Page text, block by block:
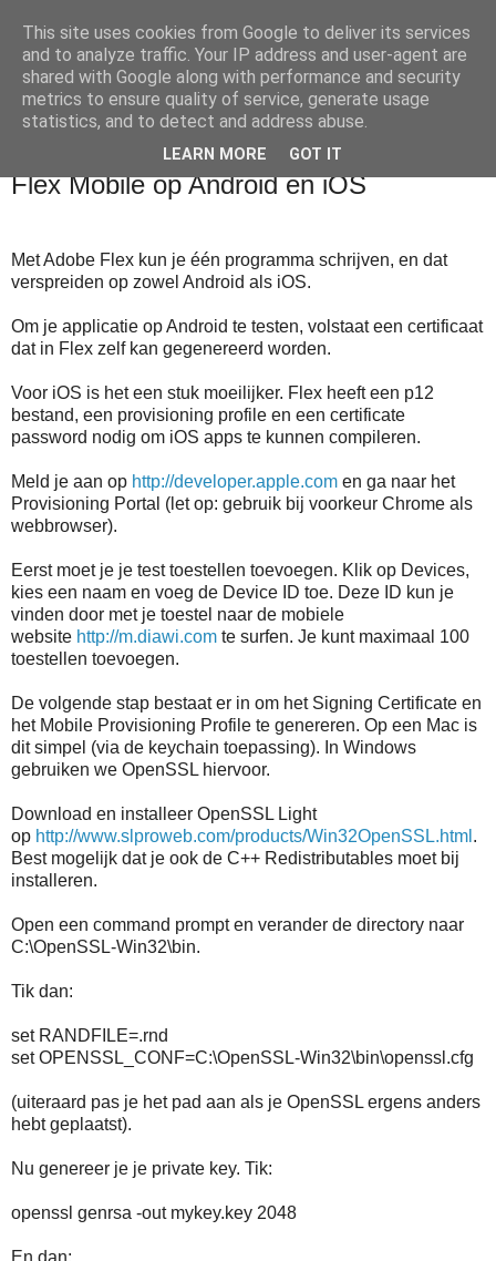
Wim's BLOG
Over gadgets, technologie en informatica
woensdag 15 februari 2012
Flex Mobile op Android en iOS
Met Adobe Flex kun je één programma schrijven, en dat
verspreiden op zowel Android als iOS.
Om je applicatie op Android te testen, volstaat een certificaat
dat in Flex zelf kan gegenereerd worden.
Voor iOS is het een stuk moeilijker. Flex heeft een p12
bestand, een provisioning profile en een certificate
password nodig om iOS apps te kunnen compileren.
Meld je aan op http://developer.apple.com en ga naar het
Provisioning Portal (let op: gebruik bij voorkeur Chrome als
webbrowser).
Eerst moet je je test toestellen toevoegen. Klik op Devices,
kies een naam en voeg de Device ID toe. Deze ID kun je
vinden door met je toestel naar de mobiele
website http://m.diawi.com te surfen. Je kunt maximaal 100
toestellen toevoegen.
De volgende stap bestaat er in om het Signing Certificate en
het Mobile Provisioning Profile te genereren. Op een Mac is
dit simpel (via de keychain toepassing). In Windows
gebruiken we OpenSSL hiervoor.
Download en installeer OpenSSL Light
op http://www.slproweb.com/products/Win32OpenSSL.html .
Best mogelijk dat je ook de C++ Redistributables moet bij
installeren.
Open een command prompt en verander de directory naar
C:\OpenSSL-Win32\bin.
Tik dan:
set RANDFILE=.rnd
set OPENSSL_CONF=C:\OpenSSL-Win32\bin\openssl.cfg
(uiteraard pas je het pad aan als je OpenSSL ergens anders
hebt geplaatst).
Nu genereer je je private key. Tik:
openssl genrsa -out mykey.key 2048
En dan:
This site uses cookies from Google to deliver its services
and to analyze traffic. Your IP address and user-agent are
shared with Google along with performance and security
metrics to ensure quality of service, generate usage
statistics, and to detect and address abuse.
LEARN MORE GOT IT